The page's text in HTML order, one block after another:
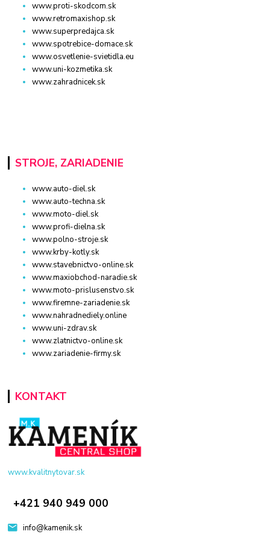
www.proti-skodcom.sk
www.retromaxishop.sk
www.superpredajca.sk
www.spotrebice-domace.sk
www.osvetlenie-svietidla.eu
www.uni-kozmetika.sk
www.zahradnicek.sk
STROJE, ZARIADENIE
www.auto-diel.sk
www.auto-techna.sk
www.moto-diel.sk
www.profi-dielna.sk
www.polno-stroje.sk
www.krby-kotly.sk
www.stavebnictvo-online.sk
www.maxiobchod-naradie.sk
www.moto-prislusenstvo.sk
www.firemne-zariadenie.sk
www.nahradnediely.online
www.uni-zdrav.sk
www.zlatnictvo-online.sk
www.zariadenie-firmy.sk
KONTAKT
www.kvalitnytovar.sk
+421 940 949 000
info@kamenik.sk